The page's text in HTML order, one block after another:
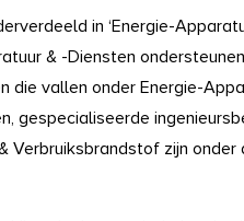
in ‘Energie-
& -Diensten
die vallen onder Energie-
gespecialiseerde
Verbruiksbrandstof zijn